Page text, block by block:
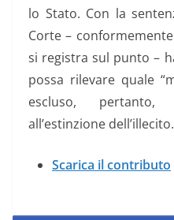
lo Stato. Con la
Corte –
si registra sul punto –
possa rilevare quale
escluso,
all’estinzione dell’illecito.
Scarica il contributo